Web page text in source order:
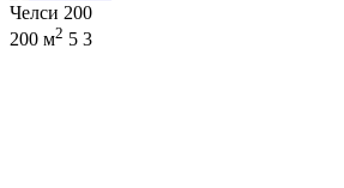
Челси 200
200 м2 5 3